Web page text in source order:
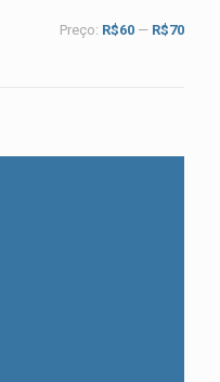
Preço: R$60 — R$70